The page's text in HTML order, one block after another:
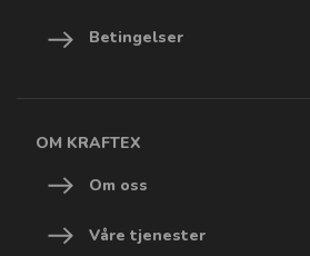
Betingelser
OM KRAFTEX
Om oss
Våre tjenester